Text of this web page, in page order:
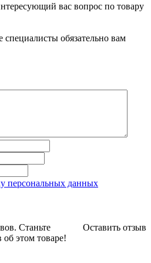
вас вопрос по товару
обязательно вам
персональных данных
Оставить отзыв
Станьте
этом товаре!